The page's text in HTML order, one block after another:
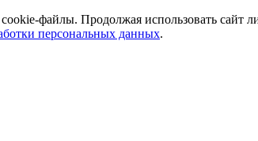
файлы. Продолжая использовать
персональных данных.